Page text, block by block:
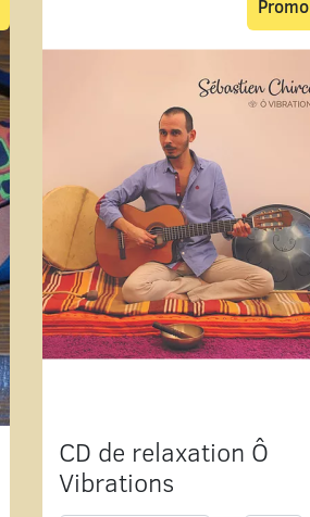
CD de relaxation Ô
Vibrations
Promo